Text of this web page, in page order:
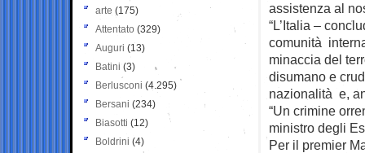
assistenza al
“L’Italia –
comunità
minaccia del
disumano e
nazionalità e,
“Un crimine
ministro degli
Per il premier
arte (175)
Attentato (329)
Auguri (13)
Batini (3)
Berlusconi (4.295)
Bersani (234)
Biasotti (12)
Boldrini (4)